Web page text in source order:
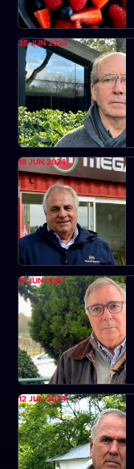
25 JUN 2024
18 JUN 2024
17 JUN 2024
12 JUN 2024